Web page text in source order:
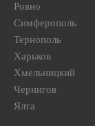
Ровно
Симферополь
Тернополь
Харьков
Хмельницкий
Чернигов
Ялта